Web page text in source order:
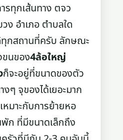
รทุกเส้นทาง ตจว
อำเภอ ตำบลใด
ทุกสถานที่ครับ ลักษณะ
ขนของ4ล้อใหญ่
ก็จะอยู่ที่ขนาดของตัว
งๆ จุของได้เยอะมาก
หมาะกับการย้ายหอ
ก ที่มีขนาดเล็กถึง